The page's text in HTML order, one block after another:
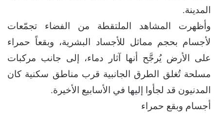
المدينة.
وأظهرت المشاهد الملتقطة من الفضاء تجمّعات
لأجسام بحجم مماثل للأجساد البشرية، وبقعاً حمراء
على الأرض يُرجَّح أنها آثار دماء، إلى جانب مركبات
مسلحة تُغلق الطرق الجانبية قرب مناطق سكنية كان
المدنيون قد لجأوا إليها في الأسابيع الأخيرة.
أجسام وبقع حمراء